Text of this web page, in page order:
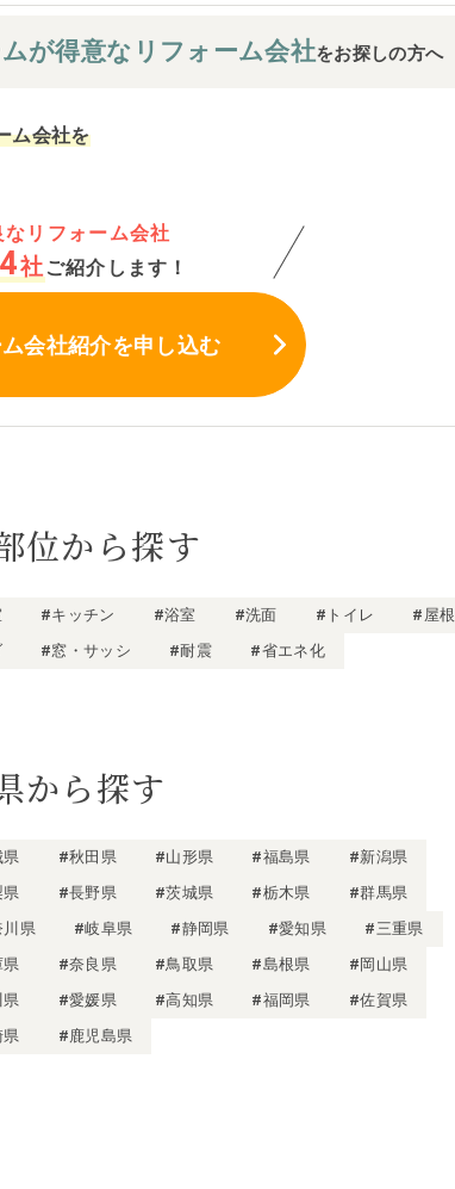
が得意なリフォーム会社をお探しの方へ
ム会社を
なリフォーム会社
4社 ご紹介します！
会社紹介を申し込む
位から探す
#キッチン #浴室 #洗面 #トイレ
#屋根
#窓・サッシ #耐震 #省エネ化
から探す
県 #秋田県 #山形県 #福島県
#新潟県
県 #長野県 #茨城県 #栃木県
#群馬県
川県 #岐阜県 #静岡県 #愛知県
#三重県
県 #奈良県 #鳥取県 #島根県
#岡山県
県 #愛媛県 #高知県 #福岡県
#佐賀県
県 #鹿児島県